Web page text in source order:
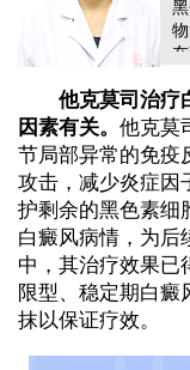
他克莫司治疗白
因素有关。 他克莫
节局部异常的免疫
攻击，减少炎症因
护剩余的黑色素细
白癜风病情，为后
中，其治疗效果已
限型、稳定期白癜
抹以保证疗效。